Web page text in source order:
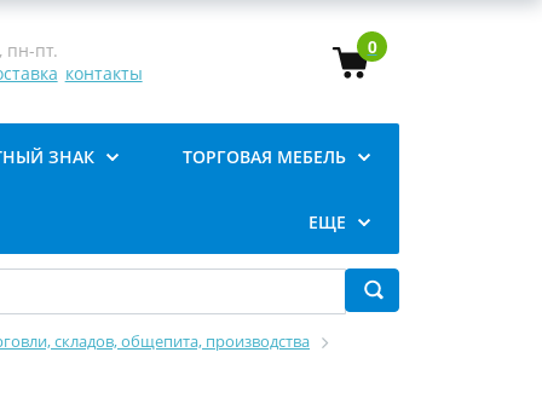
0
пн-пт.
контакты
ЗНАК ТОРГОВАЯ МЕБЕЛЬ
ЕЩЕ
складов, общепита, производства